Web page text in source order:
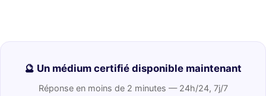
🔮 Un médium certifié disponible maintenant
Réponse en moins de 2 minutes — 24h/24, 7j/7